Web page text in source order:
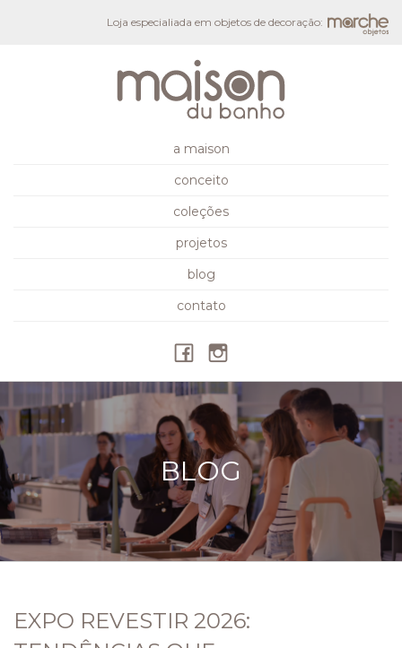
Loja especialiada em objetos de decoração:
a maison
conceito
coleções
projetos
blog
contato
BLOG
EXPO REVESTIR 2026: